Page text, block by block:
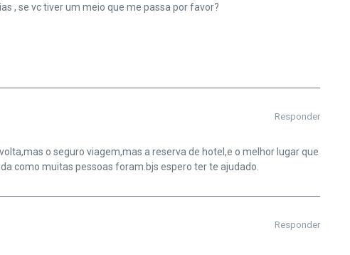
, se vc tiver um meio que me passa por favor?
Responder
o seguro viagem,mas a reserva de hotel,e o melhor lugar que
como muitas pessoas foram.bjs espero ter te ajudado.
Responder